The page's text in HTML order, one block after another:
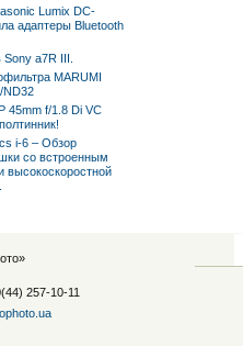
Lumix DC-
адаптеры Bluetooth
a7R III.
MARUMI
ND32
45mm f/1.8 Di VC
i-6 – Обзор
со встроенным
высокоскоростной
»
257-10-11